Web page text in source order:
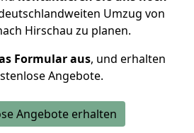
Umzug von
Hirschau zu planen.
Formular aus, und erhalten
Angebote.
Angebote erhalten